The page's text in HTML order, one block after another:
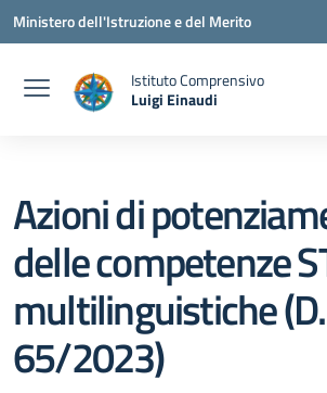
Vai ai contenuti
Vai al menu di navigazione
Vai al footer
Ministero dell'Istruzione e del Merito
Istituto Comprensivo
Luigi Einaudi
— Visita la pagina iniziale della
Azioni di
delle competenze
multilinguistiche
65/2023)